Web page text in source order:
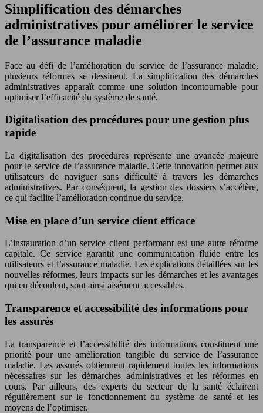
Simplification des démarches
administratives pour améliorer le service
de l’assurance maladie
Face au défi de l’amélioration du service de l’assurance maladie,
plusieurs réformes se dessinent. La simplification des démarches
administratives apparaît comme une solution incontournable pour
optimiser l’efficacité du système de santé.
Digitalisation des procédures pour une gestion plus
rapide
La digitalisation des procédures représente une avancée majeure
pour le service de l’assurance maladie. Cette innovation permet aux
utilisateurs de naviguer sans difficulté à travers les démarches
administratives. Par conséquent, la gestion des dossiers s’accélère,
ce qui facilite l’amélioration continue du service.
Mise en place d’un service client efficace
L’instauration d’un service client performant est une autre réforme
capitale. Ce service garantit une communication fluide entre les
utilisateurs et l’assurance maladie. Les explications détaillées sur les
nouvelles réformes, leurs impacts sur les démarches et les avantages
qui en découlent, sont ainsi aisément accessibles.
Transparence et accessibilité des informations pour
les assurés
La transparence et l’accessibilité des informations constituent une
priorité pour une amélioration tangible du service de l’assurance
maladie. Les assurés obtiennent rapidement toutes les informations
nécessaires sur les démarches administratives et les réformes en
cours. Par ailleurs, des experts du secteur de la santé éclairent
régulièrement sur le fonctionnement du système de santé et les
moyens de l’optimiser.